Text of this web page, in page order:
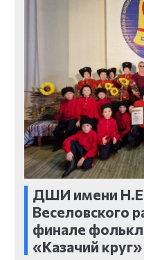
ДШИ имени
Веселовского
финале
«Казачий круг»